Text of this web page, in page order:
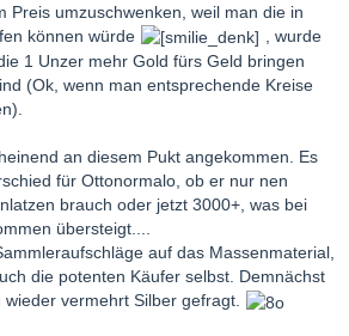
Preis umzuschwenken, weil man die in
können würde
, wurde
1 Unzer mehr Gold fürs Geld bringen
(Ok, wenn man entsprechende Kreise
an diesem Pukt angekommen. Es
für Ottonormalo, ob er nur nen
brauch oder jetzt 3000+, was bei
übersteigt....
auf das Massenmaterial,
die potenten Käufer selbst. Demnächst
vermehrt Silber gefragt.